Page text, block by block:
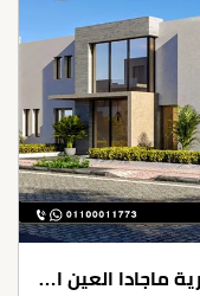
شالية للبيع بمساحة 110 متر في قرية ماجادا العين السخنة